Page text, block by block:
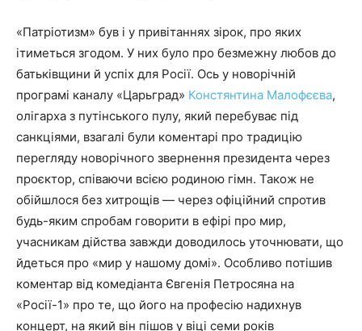
«Патріотизм» був і у привітаннях зірок, про яких
ітиметься згодом. У них було про безмежну любов до
батьківщини й успіх для Росії. Ось у новорічній
програмі каналу «Царьград» Констянтина Малофєєва,
олігарха з путінського пулу, який перебуває під
санкціями, взагалі були коментарі про традицію
перегляду новорічного звернення президента через
проєктор, співаючи всією родиною гімн. Також не
обійшлося без хитрощів — через офіційний спротив
будь-яким спробам говорити в ефірі про мир,
учасникам дійства завжди доводилось уточнювати, що
йдеться про «мир у нашому домі». Особливо потішив
коментар від комедіанта Євгенія Петросяна на
«Росії-1» про те, що його на професію надихнув
концерт, на який він пішов у віці семи років